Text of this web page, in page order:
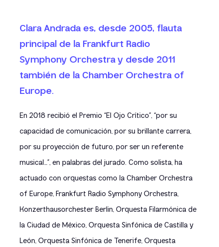
Clara Andrada es, desde 2005, flauta
principal de la Frankfurt Radio
Symphony Orchestra y desde 2011
también de la Chamber Orchestra of
Europe.
En 2018 recibió el Premio “El Ojo Crítico”, “por su
capacidad de comunicación, por su brillante carrera,
por su proyección de futuro, por ser un referente
musical…”, en palabras del jurado. Como solista, ha
actuado con orquestas como la Chamber Orchestra
of Europe, Frankfurt Radio Symphony Orchestra,
Konzerthausorchester Berlin, Orquesta Filarmónica de
la Ciudad de México, Orquesta Sinfónica de Castilla y
León, Orquesta Sinfónica de Tenerife, Orquesta